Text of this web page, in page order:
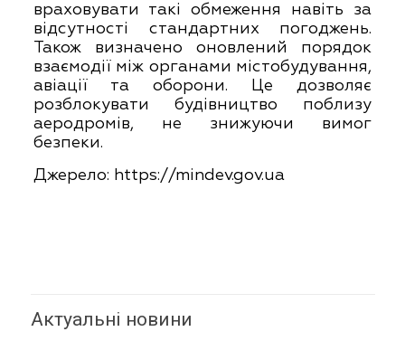
враховувати такі обмеження навіть за
відсутності стандартних погоджень.
Також визначено оновлений порядок
взаємодії між органами містобудування,
авіації та оборони. Це дозволяє
розблокувати будівництво поблизу
аеродромів, не знижуючи вимог
безпеки.
Джерело: https://mindev.gov.ua
Актуальні новини